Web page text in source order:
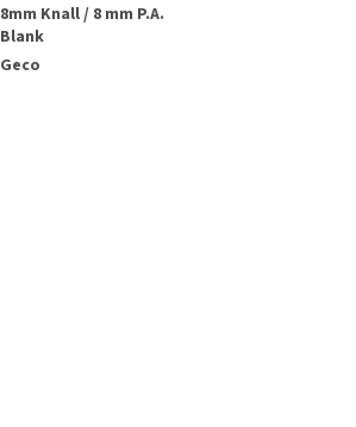
8mm Knall / 8 mm P.A.
Blank
Geco